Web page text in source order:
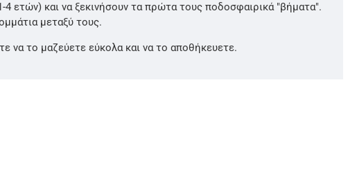
ετών) και να ξεκινήσουν τα πρώτα τους ποδοσφαιρικά "βήματα".
μεταξύ τους.
να το μαζεύετε εύκολα και να το αποθήκευετε.